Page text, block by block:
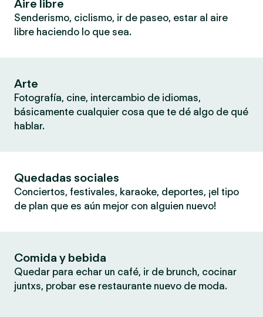
Aire libre
Senderismo, ciclismo, ir de paseo, estar al aire
libre haciendo lo que sea.
Arte
Fotografía, cine, intercambio de idiomas,
básicamente cualquier cosa que te dé algo de qué
hablar.
Quedadas sociales
Conciertos, festivales, karaoke, deportes, ¡el tipo
de plan que es aún mejor con alguien nuevo!
Comida y bebida
Quedar para echar un café, ir de brunch, cocinar
juntxs, probar ese restaurante nuevo de moda.